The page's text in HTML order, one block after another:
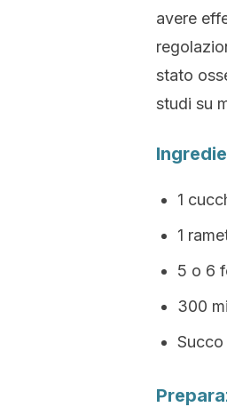
avere
stato
studi su
1
1
5 o 6
300